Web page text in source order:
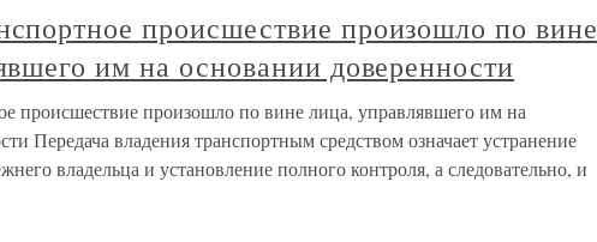
происшествие произошло по вине
им на основании доверенности
происшествие произошло по вине лица, управлявшего им на
Передача владения транспортным средством означает устранение
владельца и установление полного контроля, а следовательно, и